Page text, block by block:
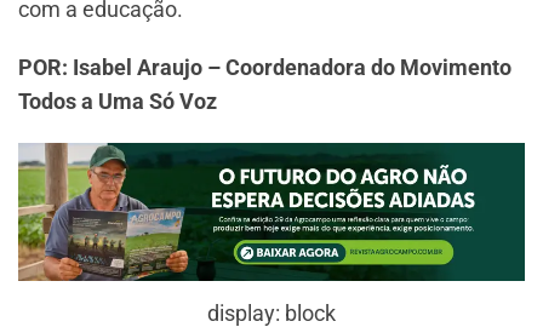
com a educação.
POR: Isabel Araujo – Coordenadora do Movimento
Todos a Uma Só Voz
display: block